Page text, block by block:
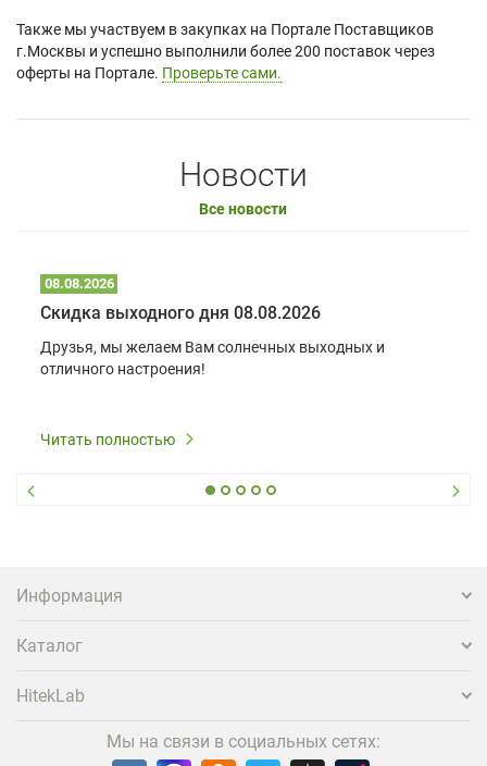
Также мы участвуем в закупках на Портале Поставщиков
г.Москвы и успешно выполнили более 200 поставок через
оферты на Портале. Проверьте сами.
Новости
Все новости
08.08.2026
Скидка выходного дня 08.08.2026
Друзья, мы желаем Вам солнечных выходных и
отличного настроения!
Читать полностью
Информация
Каталог
HitekLab
Мы на связи в социальных сетях: